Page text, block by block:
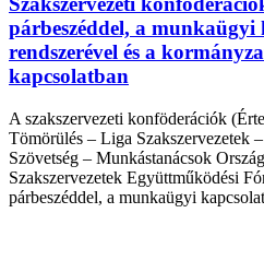
párbeszéddel, a munkaügyi
rendszerével és a
kapcsolatban
A szakszervezeti konföderációk
Tömörülés – Liga Szakszervezetek
Szövetség – Munkástanácsok
Szakszervezetek Együttműködési
párbeszéddel, a munkaügyi